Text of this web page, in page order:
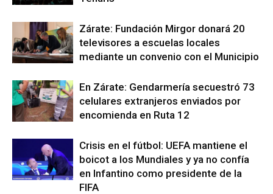
Zárate: Fundación Mirgor donará 20
televisores a escuelas locales
mediante un convenio con el Municipio
En Zárate: Gendarmería secuestró 73
celulares extranjeros enviados por
encomienda en Ruta 12
Crisis en el fútbol: UEFA mantiene el
boicot a los Mundiales y ya no confía
en Infantino como presidente de la
FIFA